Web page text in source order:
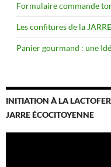
Formulaire commande
Les confitures de la
Panier gourmand : une
INITIATION À LA
JARRE ÉCOCITOYENNE